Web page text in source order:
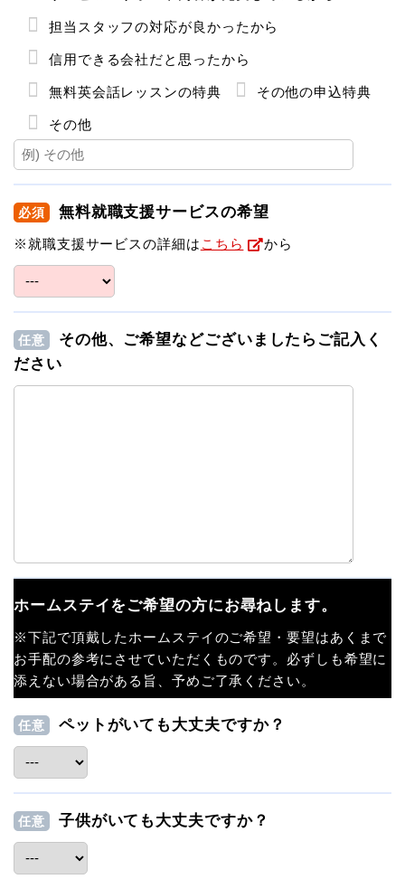
担当スタッフの対応が良かったから
信用できる会社だと思ったから
無料英会話レッスンの特典 その他の申込特典
その他
必須 無料就職支援サービスの希望
※就職支援サービスの詳細は こちら から
任意
その他、ご希望などございましたらご記入く
ださい
ホームステイをご希望の方にお尋ねします。
※下記で頂戴したホームステイのご希望・要望はあくまで
お手配の参考にさせていただくものです。必ずしも希望に
添えない場合がある旨、予めご了承ください。
任意 ペットがいても大丈夫ですか？
任意 子供がいても大丈夫ですか？